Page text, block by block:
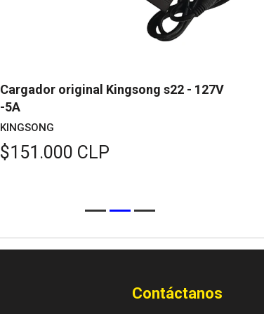
Cargador original Kingsong s22 - 127V
-5A
KINGSONG
$151.000 CLP
Contáctanos